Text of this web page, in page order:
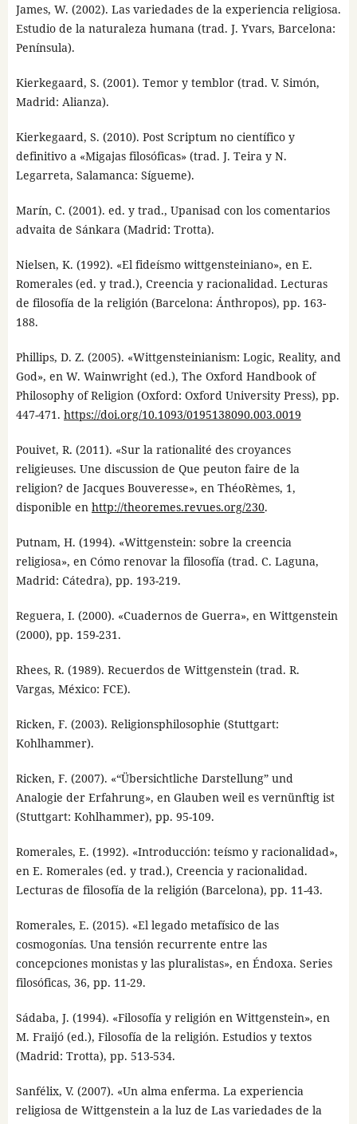
James, W. (2002). Las variedades de la experiencia religiosa.
Estudio de la naturaleza humana (trad. J. Yvars, Barcelona:
Península).
Kierkegaard, S. (2001). Temor y temblor (trad. V. Simón,
Madrid: Alianza).
Kierkegaard, S. (2010). Post Scriptum no científico y
definitivo a «Migajas filosóficas» (trad. J. Teira y N.
Legarreta, Salamanca: Sígueme).
Marín, C. (2001). ed. y trad., Upanisad con los comentarios
advaita de Sánkara (Madrid: Trotta).
Nielsen, K. (1992). «El fideísmo wittgensteiniano», en E.
Romerales (ed. y trad.), Creencia y racionalidad. Lecturas
de filosofía de la religión (Barcelona: Ánthropos), pp. 163-
188.
Phillips, D. Z. (2005). «Wittgensteinianism: Logic, Reality, and
God», en W. Wainwright (ed.), The Oxford Handbook of
Philosophy of Religion (Oxford: Oxford University Press), pp.
447-471. https://doi.org/10.1093/0195138090.003.0019
Pouivet, R. (2011). «Sur la rationalité des croyances
religieuses. Une discussion de Que peuton faire de la
religion? de Jacques Bouveresse», en ThéoRèmes, 1,
disponible en http://theoremes.revues.org/230.
Putnam, H. (1994). «Wittgenstein: sobre la creencia
religiosa», en Cómo renovar la filosofía (trad. C. Laguna,
Madrid: Cátedra), pp. 193-219.
Reguera, I. (2000). «Cuadernos de Guerra», en Wittgenstein
(2000), pp. 159-231.
Rhees, R. (1989). Recuerdos de Wittgenstein (trad. R.
Vargas, México: FCE).
Ricken, F. (2003). Religionsphilosophie (Stuttgart:
Kohlhammer).
Ricken, F. (2007). «“Übersichtliche Darstellung” und
Analogie der Erfahrung», en Glauben weil es vernünftig ist
(Stuttgart: Kohlhammer), pp. 95-109.
Romerales, E. (1992). «Introducción: teísmo y racionalidad»,
en E. Romerales (ed. y trad.), Creencia y racionalidad.
Lecturas de filosofía de la religión (Barcelona), pp. 11-43.
Romerales, E. (2015). «El legado metafísico de las
cosmogonías. Una tensión recurrente entre las
concepciones monistas y las pluralistas», en Éndoxa. Series
filosóficas, 36, pp. 11-29.
Sádaba, J. (1994). «Filosofía y religión en Wittgenstein», en
M. Fraijó (ed.), Filosofía de la religión. Estudios y textos
(Madrid: Trotta), pp. 513-534.
Sanfélix, V. (2007). «Un alma enferma. La experiencia
religiosa de Wittgenstein a la luz de Las variedades de la